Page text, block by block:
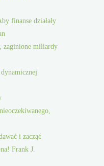
finanse działały
zaginione miliardy
i zacząć
Frank J.